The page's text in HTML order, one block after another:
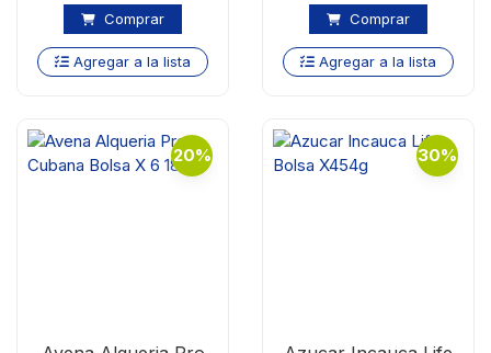
Comprar
Agregar a la lista
Comprar
Agregar a la lista
20% 30%